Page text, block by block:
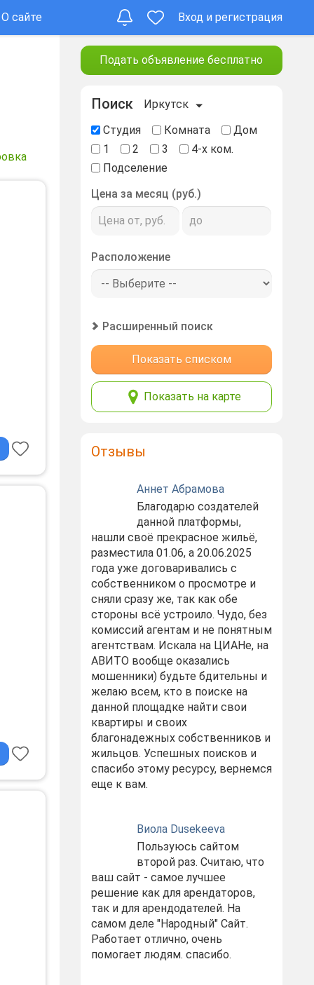
О сайте Вход и регистрация
Подать объявление бесплатно
Поиск
Иркутск
Студия
Комната
Дом
1
2 3
4-х ком.
Подселение
Цена за месяц (руб.)
Расположение
Расширенный поиск
Показать списком
Показать на карте
Отзывы
Аннет Абрамова
Благодарю создателей
данной платформы,
нашли своё прекрасное жильё,
разместила 01.06, а 20.06.2025
года уже договаривались с
собственником о просмотре и
сняли сразу же, так как обе
стороны всё устроило. Чудо, без
комиссий агентам и не понятным
агентствам. Искала на ЦИАНе, на
АВИТО вообще оказались
мошенники) будьте бдительны и
желаю всем, кто в поиске на
данной площадке найти свои
квартиры и своих
благонадежных собственников и
жильцов. Успешных поисков и
спасибо этому ресурсу, вернемся
еще к вам.
Виола Dusekeeva
Пользуюсь сайтом
второй раз. Считаю, что
ваш сайт - самое лучшее
решение как для арендаторов,
так и для арендодателей. На
самом деле "Народный" Сайт.
Работает отлично, очень
помогает людям. спасибо.